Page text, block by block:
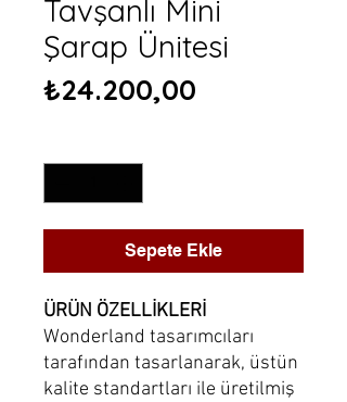
Tavşanlı Mini
Şarap Ünitesi
₺24.200,00
Sepete Ekle
ÜRÜN ÖZELLİKLERİ
Wonderland tasarımcıları
tarafından tasarlanarak, üstün
kalite standartları ile üretilmiş